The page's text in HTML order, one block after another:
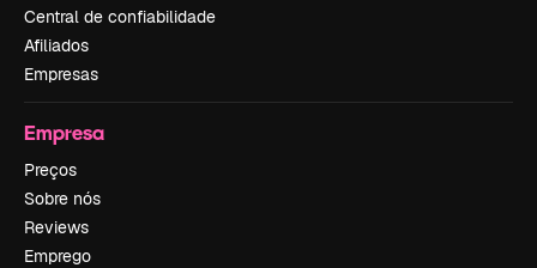
Central de confiabilidade
Afiliados
Empresas
Empresa
Preços
Sobre nós
Reviews
Emprego